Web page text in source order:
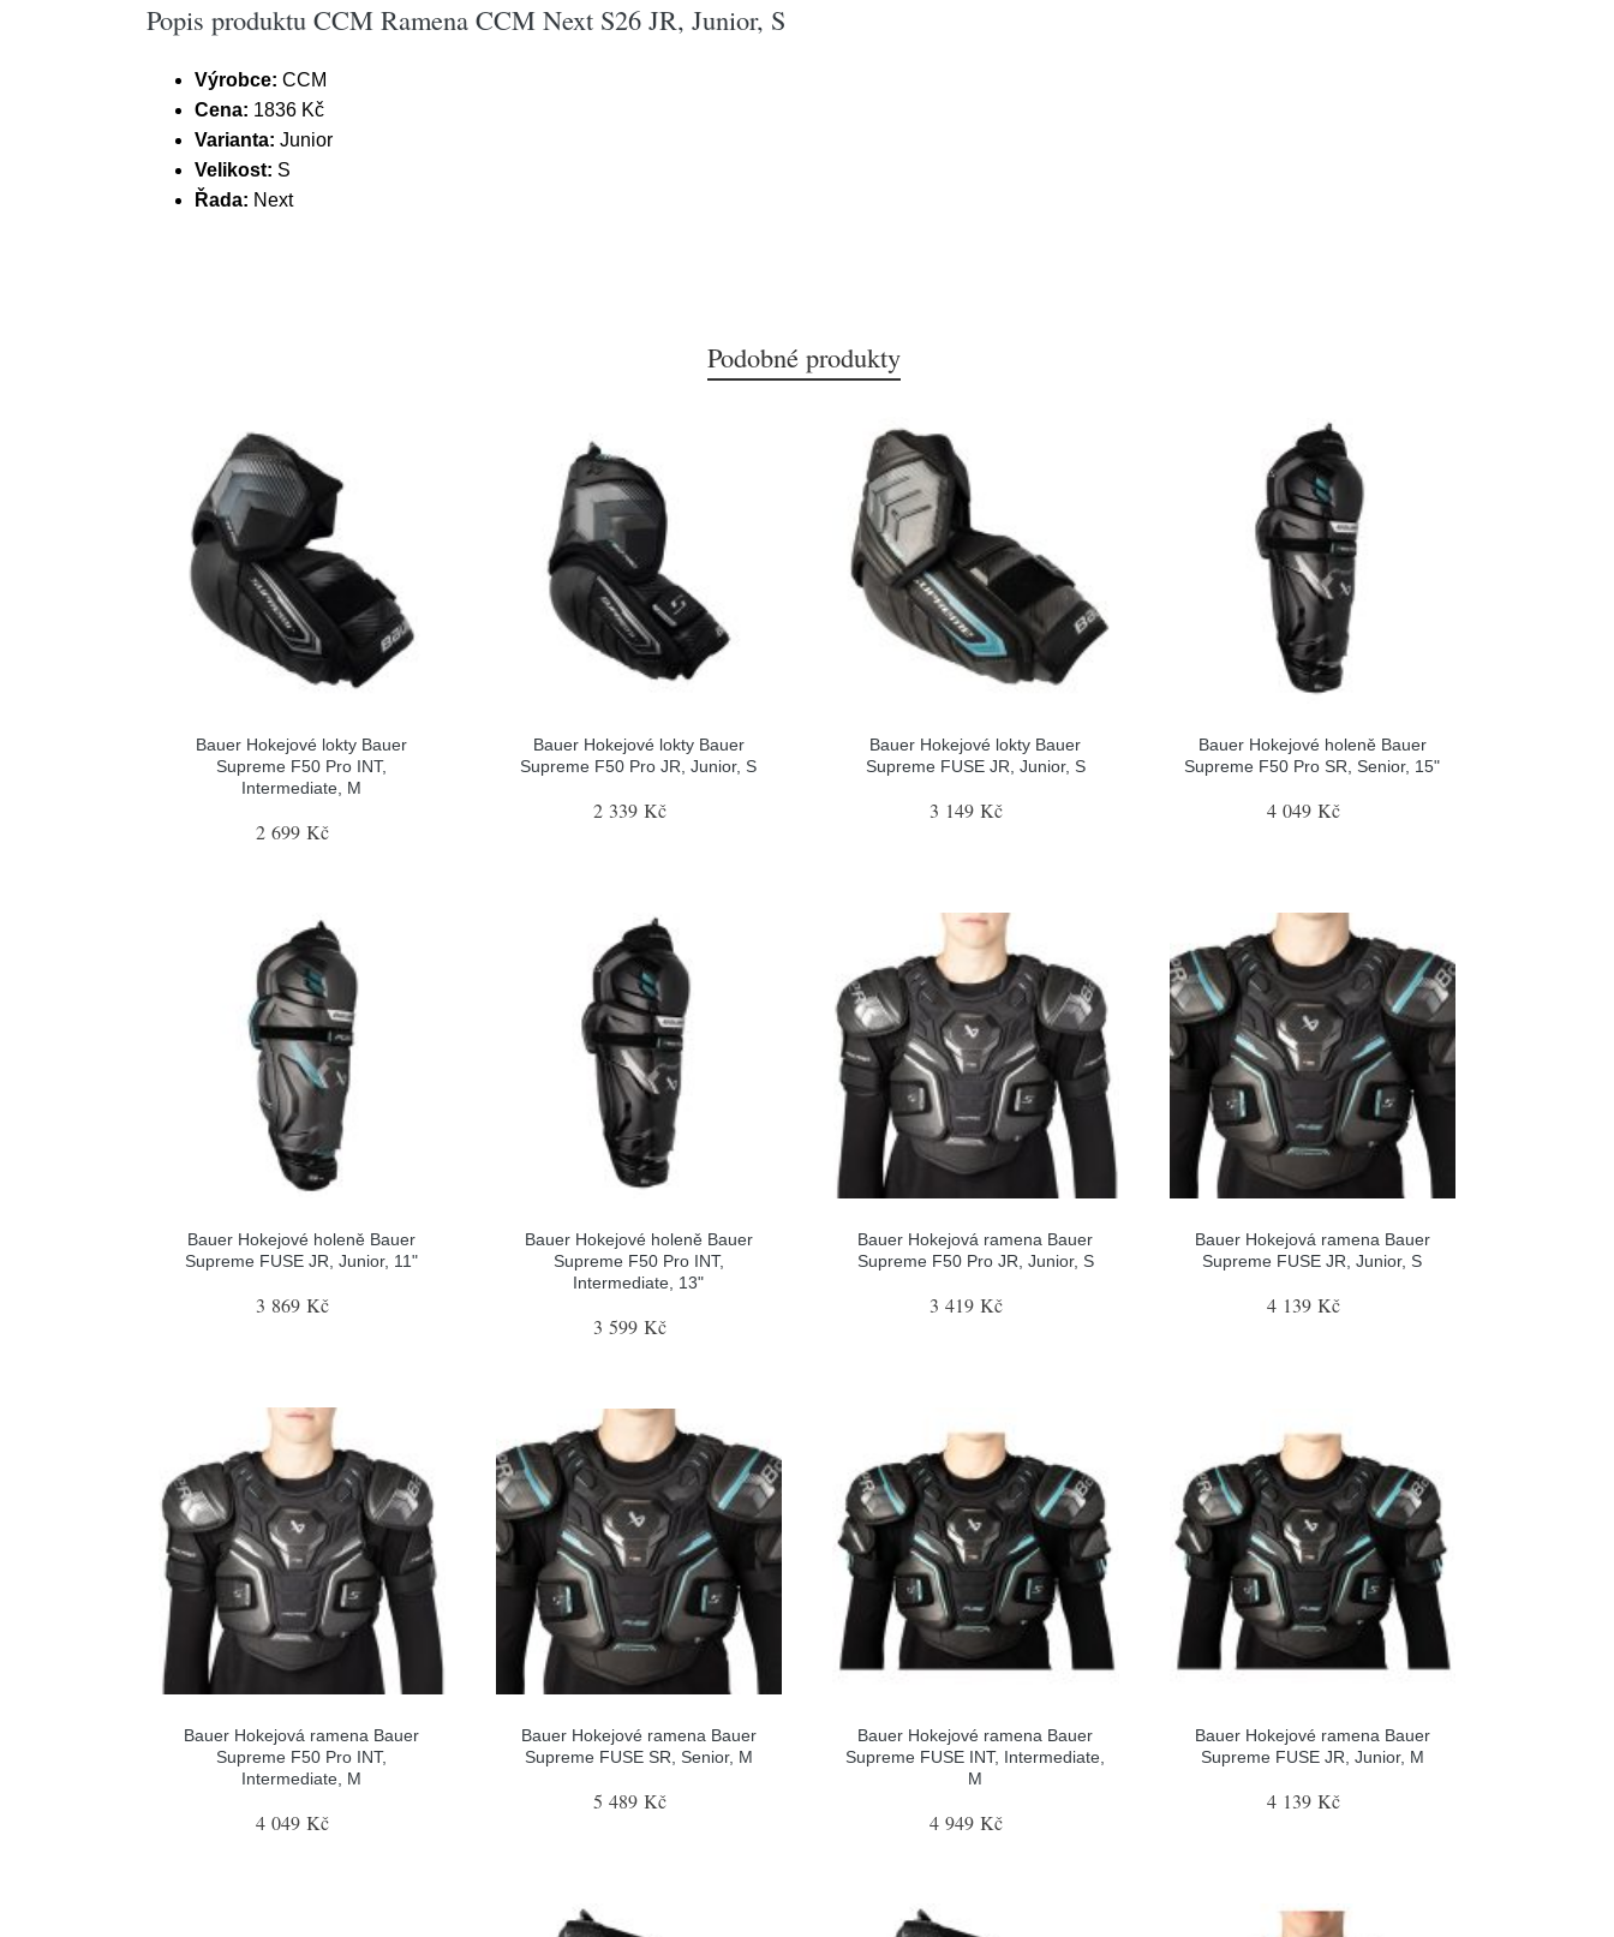
Popis produktu CCM Ramena CCM Next S26 JR, Junior, S
Výrobce: CCM
Cena: 1836 Kč
Varianta: Junior
Velikost: S
Řada: Next
Podobné produkty
Bauer Hokejové lokty Bauer
Supreme F50 Pro INT,
Intermediate, M
2 699 Kč
Bauer Hokejové lokty Bauer
Supreme F50 Pro JR, Junior, S
2 339 Kč
Bauer Hokejové lokty Bauer
Supreme FUSE JR, Junior, S
3 149 Kč
Bauer Hokejové holeně Bauer
Supreme F50 Pro SR, Senior, 15"
4 049 Kč
Bauer Hokejové holeně Bauer
Supreme FUSE JR, Junior, 11"
3 869 Kč
Bauer Hokejové holeně Bauer
Supreme F50 Pro INT,
Intermediate, 13"
3 599 Kč
Bauer Hokejová ramena Bauer
Supreme F50 Pro JR, Junior, S
3 419 Kč
Bauer Hokejová ramena Bauer
Supreme FUSE JR, Junior, S
4 139 Kč
Bauer Hokejová ramena Bauer
Supreme F50 Pro INT,
Intermediate, M
4 049 Kč
Bauer Hokejové ramena Bauer
Supreme FUSE SR, Senior, M
5 489 Kč
Bauer Hokejové ramena Bauer
Supreme FUSE INT, Intermediate,
M
4 949 Kč
Bauer Hokejové ramena Bauer
Supreme FUSE JR, Junior, M
4 139 Kč